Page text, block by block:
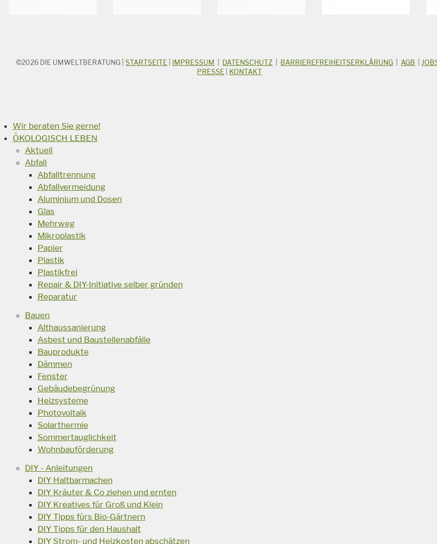
©2026 DIE UMWELTBERATUNG |STARTSEITE IMPRESSUM DATENSCHUTZ BARRIEREFREIHEITSERKLÄRUNG AGB
PRESSE
KONTAKT
Wir beraten Sie gerne!
ÖKOLOGISCH LEBEN
Aktuell
Abfall
Abfalltrennung
Abfallvermeidung
Aluminium und Dosen
Glas
Mehrweg
Mikroplastik
Papier
Plastik
Plastikfrei
Repair & DIY-Initiative selber gründen
Reparatur
Bauen
Althaussanierung
Asbest und Baustellenabfälle
Bauprodukte
Dämmen
Fenster
Gebäudebegrünung
Heizsysteme
Photovoltaik
Solarthermie
Sommertauglichkeit
Wohnbauförderung
DIY - Anleitungen
DIY Haltbarmachen
DIY Kräuter & Co ziehen und ernten
DIY Kreatives für Groß und Klein
DIY Tipps fürs Bio-Gärtnern
DIY Tipps für den Haushalt
DIY Strom- und Heizkosten abschätzen